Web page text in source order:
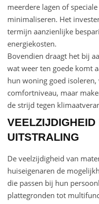
meerdere lagen of
minimaliseren. Het
termijn aanzienlijke
energiekosten.
Bovendien draagt het bij
wat weer ten goede komt
hun woning goed
comfortniveau, maar
de strijd tegen
VEELZIJDIGHEID
UITSTRALING
De veelzijdigheid van
huiseigenaren de
die passen bij hun
plattegronden tot